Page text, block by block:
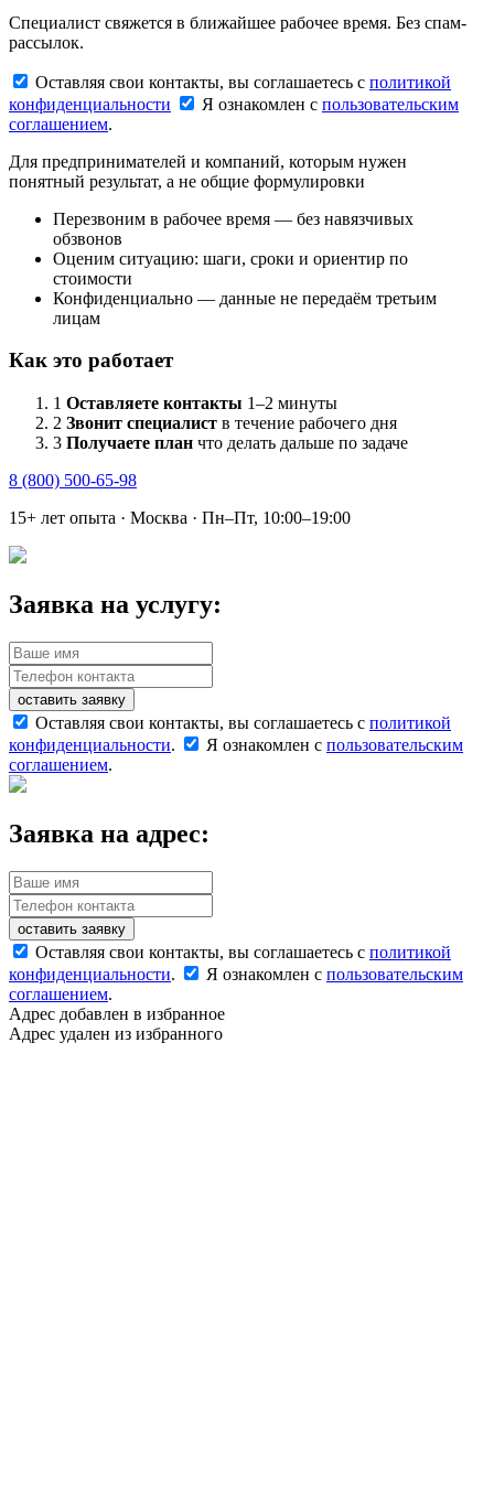
Специалист свяжется в ближайшее рабочее время. Без спам-
рассылок.
Оставляя свои контакты, вы соглашаетесь с политикой
конфиденциальности
Я ознакомлен с пользовательским
соглашением.
Для предпринимателей и компаний, которым нужен
понятный результат, а не общие формулировки
Перезвоним в рабочее время — без навязчивых
обзвонов
Оценим ситуацию: шаги, сроки и ориентир по
стоимости
Конфиденциально — данные не передаём третьим
лицам
Как это работает
1 Оставляете контакты 1–2 минуты
2 Звонит специалист в течение рабочего дня
3 Получаете план что делать дальше по задаче
8 (800) 500-65-98
15+ лет опыта · Москва · Пн–Пт, 10:00–19:00
Заявка на услугу:
оставить заявку
Оставляя свои контакты, вы соглашаетесь с политикой
конфиденциальности. Я ознакомлен с пользовательским
соглашением.
Заявка на адрес:
оставить заявку
Оставляя свои контакты, вы соглашаетесь с политикой
конфиденциальности. Я ознакомлен с пользовательским
соглашением.
Адрес добавлен в избранное
Адрес удален из избранного